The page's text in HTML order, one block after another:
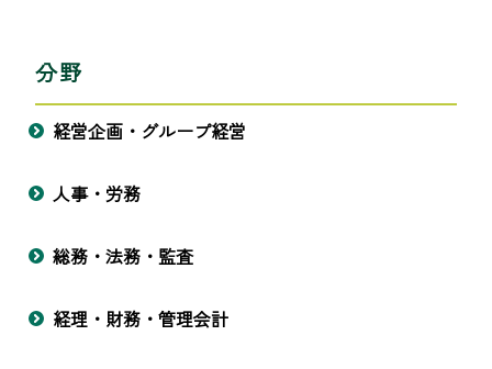
分野
経営企画・グループ経営
人事・労務
総務・法務・監査
経理・財務・管理会計